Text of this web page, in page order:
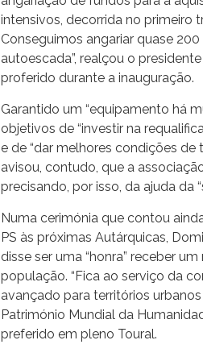
intensivos, decorrida no primeiro
Conseguimos angariar quase
autoescada”, realçou o
proferido durante a inauguração.
Garantido um “equipamento há
objetivos de “investir na
e de “dar melhores condições de
avisou, contudo, que a
precisando, por isso, da ajuda da
Numa cerimónia que contou
PS às próximas Autárquicas,
disse ser uma “honra” receber
população. “Fica ao serviço da
avançado para territórios
Património Mundial da
preferido em pleno Toural.